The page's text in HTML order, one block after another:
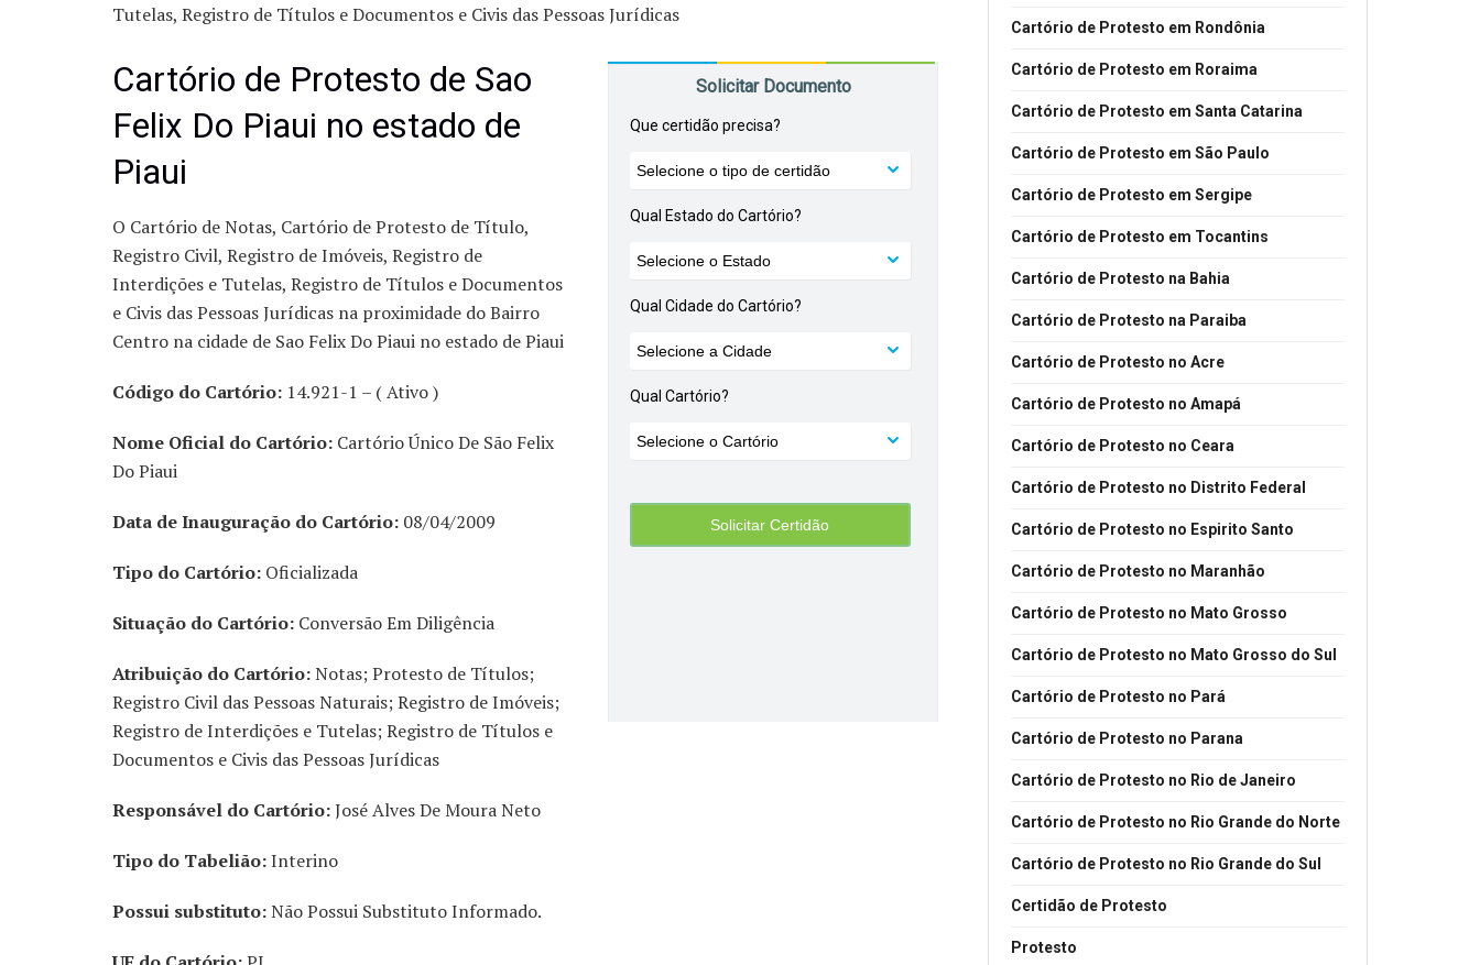
Tutelas, Registro de Títulos e Documentos e Civis das Pessoas Jurídicas
Cartório de Protesto de Sao
Felix Do Piaui no estado de
Piaui
O Cartório de Notas, Cartório de Protesto de Título,
Registro Civil, Registro de Imóveis, Registro de
Interdições e Tutelas, Registro de Títulos e Documentos
e Civis das Pessoas Jurídicas na proximidade do Bairro
Centro na cidade de Sao Felix Do Piaui no estado de Piaui
Código do Cartório: 14.921-1 – ( Ativo )
Nome Oficial do Cartório: Cartório Único De São Felix
Do Piaui
Data de Inauguração do Cartório: 08/04/2009
Tipo do Cartório: Oficializada
Situação do Cartório: Conversão Em Diligência
Atribuição do Cartório:Notas; Protesto de Títulos;
Registro Civil das Pessoas Naturais; Registro de Imóveis;
Registro de Interdições e Tutelas; Registro de Títulos e
Documentos e Civis das Pessoas Jurídicas
Responsável do Cartório:José Alves De Moura Neto
Tipo do Tabelião:Interino
Possui substituto:Não Possui Substituto Informado.
Cartório de Protesto em Rondônia
Cartório de Protesto em Roraima
Cartório de Protesto em Santa Catarina
Cartório de Protesto em São Paulo
Cartório de Protesto em Sergipe
Cartório de Protesto em Tocantins
Cartório de Protesto na Bahia
Cartório de Protesto na Paraiba
Cartório de Protesto no Acre
Cartório de Protesto no Amapá
Cartório de Protesto no Ceara
Cartório de Protesto no Distrito Federal
Cartório de Protesto no Espirito Santo
Cartório de Protesto no Maranhão
Cartório de Protesto no Mato Grosso
Cartório de Protesto no Mato Grosso do Sul
Cartório de Protesto no Pará
Cartório de Protesto no Parana
Cartório de Protesto no Rio de Janeiro
Cartório de Protesto no Rio Grande do Norte
Cartório de Protesto no Rio Grande do Sul
Certidão de Protesto
Protesto